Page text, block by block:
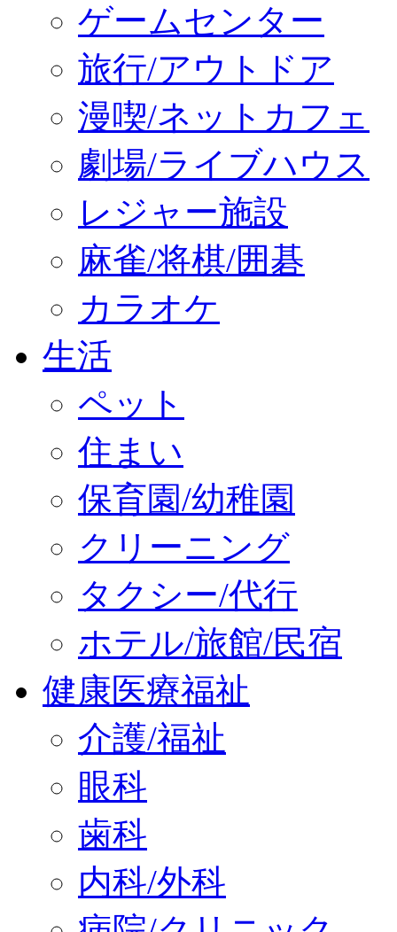
ゲームセンター
旅行/アウトドア
漫喫/ネットカフェ
劇場/ライブハウス
レジャー施設
麻雀/将棋/囲碁
カラオケ
生活
ペット
住まい
保育園/幼稚園
クリーニング
タクシー/代行
ホテル/旅館/民宿
健康医療福祉
介護/福祉
眼科
歯科
内科/外科